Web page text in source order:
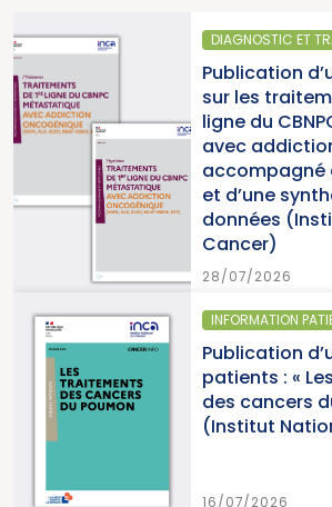
DIAGNOSTIC ET TRAITEMENT
Publication d’un thésaurus
sur les traitements de 1re
ligne du CBNPC métastatique
avec addiction oncogénique,
accompagné d’une synthèse
et d’une synthèse de
données (Institut National du
28/07/2026
INFORMATION PATIENTS
Publication d’un guide info
patients : « Les traitements
des cancers du poumon »
(Institut National du Cancer)
16/07/2026